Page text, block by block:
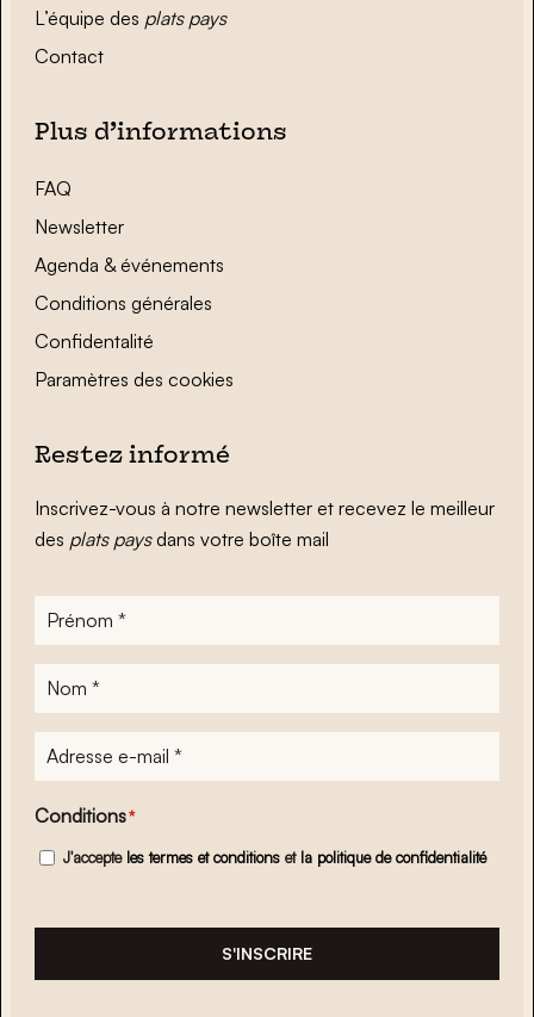
L’équipe des plats pays
Contact
Plus d’informations
FAQ
Newsletter
Agenda & événements
Conditions générales
Confidentalité
Paramètres des cookies
Restez informé
Inscrivez-vous à notre newsletter et recevez le meilleur
des plats paysdans votre boîte mail
Prénom
Nom
Adresse
e-
mail*
Conditions*
J'accepte les termes et conditions et la politique de confidentialité
S'INSCRIRE